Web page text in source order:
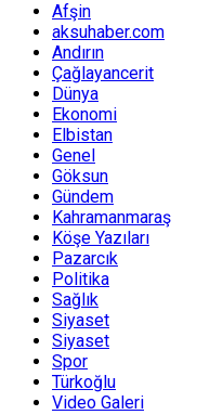
Afşin
aksuhaber.com
Andırın
Çağlayancerit
Dünya
Ekonomi
Elbistan
Genel
Göksun
Gündem
Kahramanmaraş
Köşe Yazıları
Pazarcık
Politika
Sağlık
Siyaset
Siyaset
Spor
Türkoğlu
Video Galeri